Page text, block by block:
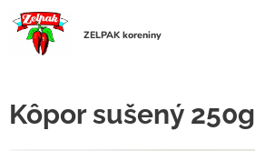
ZELPAK koreniny
Kôpor sušený 250g